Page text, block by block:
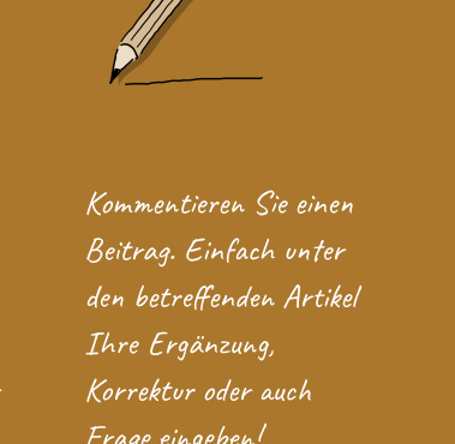
Kommentieren Sie einen
Beitrag. Einfach unter
den betreffenden Artikel
Ihre Ergänzung,
Korrektur oder auch